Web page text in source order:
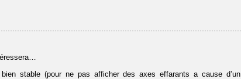
stable (pour ne pas afficher des axes effarants a cause d’un